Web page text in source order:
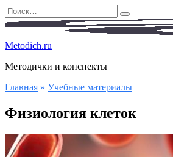
Перейти
к
Search
for:
Metodich.ru
Методички и конспекты
Главная » Учебные материалы
Физиология клеток